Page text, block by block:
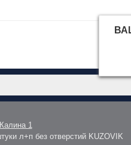
1
л+п без отверстий KUZOVIK